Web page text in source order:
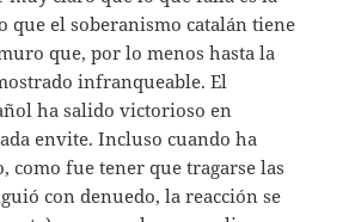
que el soberanismo catalán tiene
que, por lo menos hasta la
infranqueable. El
ha salido victorioso en
envite. Incluso cuando ha
como fue tener que tragarse las
con denuedo, la reacción se